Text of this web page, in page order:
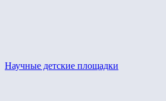
Научные детские площадки